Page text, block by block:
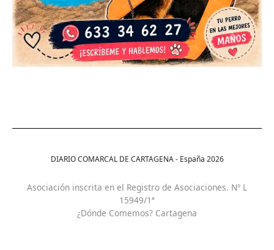
DIARIO COMARCAL DE CARTAGENA - España 2026
Asociación inscrita en el Registro de Asociaciones. Nº L
15949/1ª
¿Dónde Comemos? Cartagena